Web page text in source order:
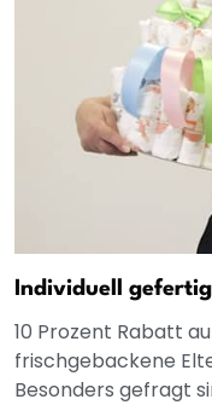
Individuell
10 Prozent Rabatt
frischgebackene
Besonders gefragt